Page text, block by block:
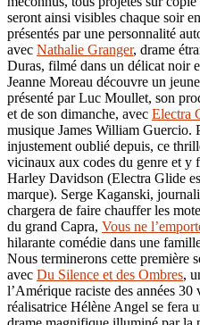
seront ainsi visibles chaque soir
présentés par une personnalité
avec Nathalie Granger, drame
Duras, filmé dans un délicat noir
Jeanne Moreau découvre un
présenté par Luc Moullet, son
et de son dimanche, avec Electra
musique James William Guercio.
injustement oublié depuis, ce
vicinaux aux codes du genre et y
Harley Davidson (Electra Glide
marque). Serge Kaganski,
chargera de faire chauffer les
du grand Capra, Vous ne
hilarante comédie dans une
Nous terminerons cette première
avec Du Silence et des Ombres,
l’Amérique raciste des années
réalisatrice Hélène Angel se fera